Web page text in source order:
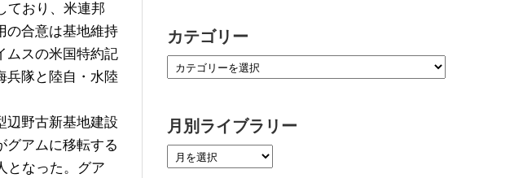
ており、米連邦
の合意は基地維持
ムスの米国特約記
兵隊と陸自・水陸
辺野古新基地建設
グアムに移転する
となった。グア
カテゴリー
月別ライブラリー